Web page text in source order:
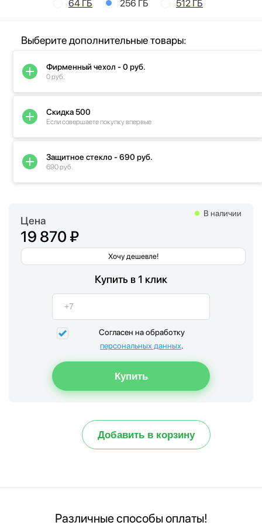
64 ГБ 256 ГБ 512 ГБ
Цена
19 870 ₽
Хочу дешевле!
В наличии
Купить в 1 клик
Согласен на обработку
персональных данных.
Добавить в корзину
Выберите дополнительные товары:
Фирменный чехол - 0 руб.
0 руб.
Скидка 500
Если совершаете покупку впервые
Защитное стекло - 690 руб.
690 руб.
Различные способы оплаты!